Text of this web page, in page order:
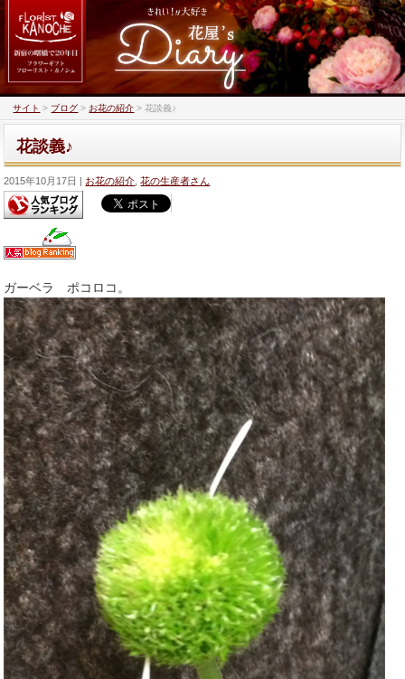
サイト > ブログ >お花の紹介 >花談義♪
花談義♪
2015年10月17日 お花の紹介 ,花の生産者さん
ガーベラ ポコロコ。